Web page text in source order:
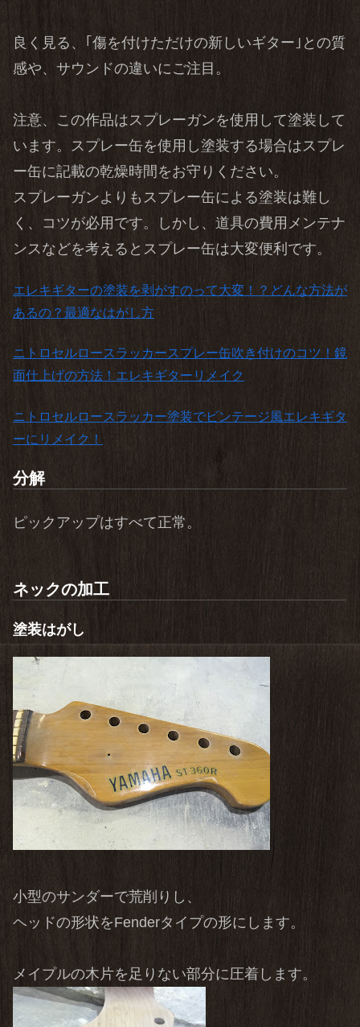
良く見る、｢傷を付けただけの新しいギター｣との質
感や、サウンドの違いにご注目。
注意、この作品はスプレーガンを使用して塗装して
います。スプレー缶を使用し塗装する場合はスプレ
ー缶に記載の乾燥時間をお守りください。
スプレーガンよりもスプレー缶による塗装は難し
く、コツが必用です。しかし、道具の費用メンテナ
ンスなどを考えるとスプレー缶は大変便利です。
エレキギターの塗装を剥がすのって大変！？どんな方法が
あるの？最適なはがし方
ニトロセルロースラッカースプレー缶吹き付けのコツ！鏡
面仕上げの方法！エレキギターリメイク
ニトロセルロースラッカー塗装でビンテージ風エレキギタ
ーにリメイク！
分解
ピックアップはすべて正常。
ネックの加工
塗装はがし
小型のサンダーで荒削りし、
ヘッドの形状をFenderタイプの形にします。
メイプルの木片を足りない部分に圧着します。